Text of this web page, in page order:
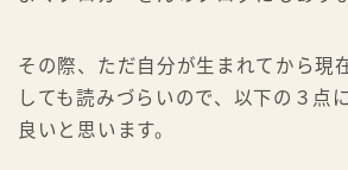
その際、ただ自分が生まれてから現
しても読みづらいので、以下の３点
良いと思います。